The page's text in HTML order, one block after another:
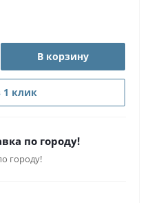
В корзину
1 клик
по городу!
городу!